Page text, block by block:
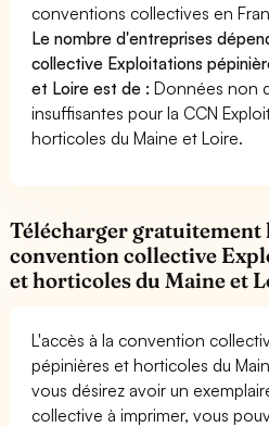
conventions collectives en
Le nombre d'entreprises
collective Exploitations
et Loire est de :Données non
insuffisantes pour la CCN
horticoles du Maine et Loire.
Télécharger gratuitement
convention collective
et horticoles du Maine et
L'accès à la convention
pépinières et horticoles du
vous désirez avoir un
collective à imprimer, vous